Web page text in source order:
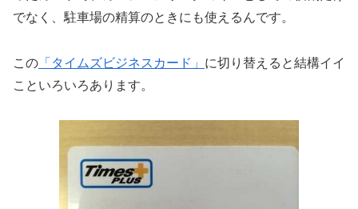
でなく、駐車場の精算のときにも使えるんです。
この 「タイムズビジネスカード」 に切り替えると結構イイ
こといろいろあります。